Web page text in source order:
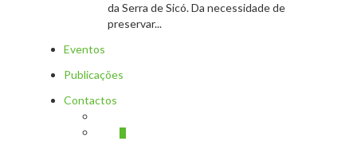
da Serra de Sicó. Da necessidade de
preservar...
Eventos
Publicações
Contactos